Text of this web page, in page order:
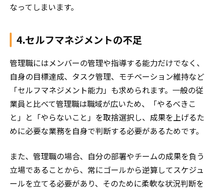
なってしまいます。
4.セルフマネジメントの不足
管理職にはメンバーの管理や指導する能力だけでなく、
自身の目標達成、タスク管理、モチベーション維持など
「セルフマネジメント能力」も求められます。一般の従
業員と比べて管理職は職域が広いため、「やるべきこ
と」と「やらないこと」を取捨選択し、成果を上げるた
めに必要な業務を自身で判断する必要があるためです。
また、管理職の場合、自分の部署やチームの成果を負う
立場であることから、常にゴールから逆算してスケジュ
ールを立てる必要があり、そのために柔軟な状況判断を